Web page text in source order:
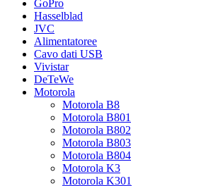
GoPro
Hasselblad
JVC
Alimentatoree
Cavo dati USB
Vivistar
DeTeWe
Motorola
Motorola B8
Motorola B801
Motorola B802
Motorola B803
Motorola B804
Motorola K3
Motorola K301